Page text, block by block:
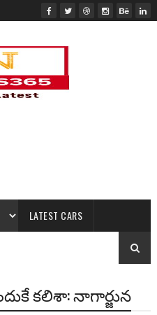
LATEST CARS
కలిశా: నాగార్జున